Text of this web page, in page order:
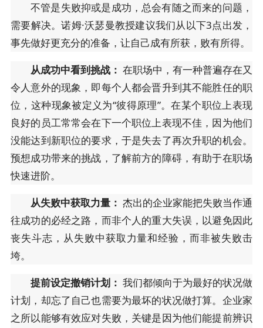
不管是失败抑或是成功，总会有随之而来的问题，
需要解决。诺姆·沃瑟曼教授建议我们从以下3点出发，
事先做好更充分的准备，让自己成有所获，败有所得。
从成功中看到挑战： 在职场中，有一种普遍存在又
令人意外的现象，即每个人都会晋升到其不能胜任的职
位，这种现象被定义为“彼得原理”。在某个职位上表现
良好的员工常常会在下一个职位上表现不佳，因为他们
没能达到新职位的要求，于是失去了再次升职的机会。
预想成功带来的挑战，了解前方的障碍，有助于在职场
快速进阶。
从失败中获取力量： 杰出的企业家能把失败当作通
往成功的必经之路，而非个人的重大失误，以避免因此
丧失斗志，从失败中获取力量和经验，而非被失败击
垮。
提前设定撤销计划： 我们都倾向于为最好的状况做
计划，却忘了自己也需要为最坏的状况做打算。企业家
之所以能够有效应对失败，关键是因为他们能提前辨识